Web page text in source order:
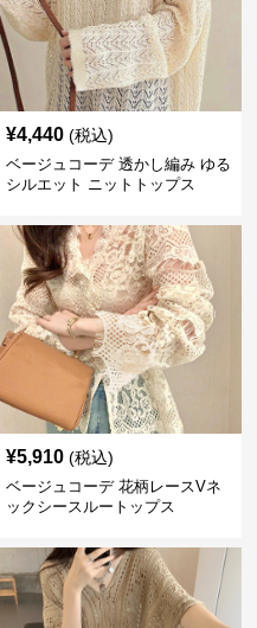
¥4,440 (税込)
ベージュコーデ 透かし編み ゆる
シルエット ニットトップス
¥5,910 (税込)
ベージュコーデ 花柄レースVネ
ックシースルートップス